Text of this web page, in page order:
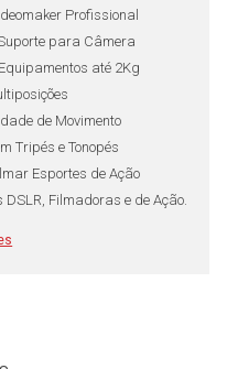
Profissional
para Câmera
até 2Kg
de Movimento
Tripés e Tonopés
Esportes de Ação
Filmadoras e de Ação.